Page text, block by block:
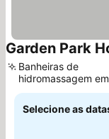
Garden Park
Banheiras de
hidromassagem
aprimoradas
Selecione as